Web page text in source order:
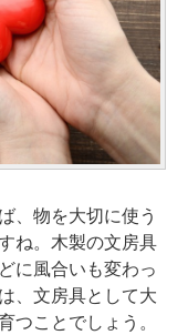
、物を大切に使う
ね。木製の文房具
に風合いも変わっ
、文房具として大
つことでしょう。